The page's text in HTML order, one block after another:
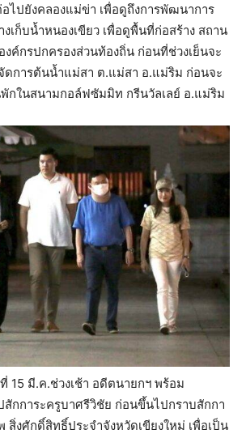
ไปยังคลองแม่ข่า เพื่อดูถึงการพัฒนาการ
เก็บน้ำหนองเขียว เพื่อดูพื้นที่ก่อสร้าง สถาน
งค์กรปกครองส่วนท้องถิ่น ก่อนที่ช่วงเย็นจะ
ดการต้นน้ำแม่สา ต.แม่สา อ.แม่ริม ก่อนจะ
กในสนามกอล์ฟซัมมิท กรีนวัลเลย์ อ.แม่ริม
15 มี.ค.ช่วงเช้า อดีตนายกฯ พร้อม
กการะครูบาศรีวิชัย ก่อนขึ้นไปกราบสักกา
สิ่งศักดิ์สิทธิ์ประจำจังหวัดเขียงใหม่ เพื่อเป็น